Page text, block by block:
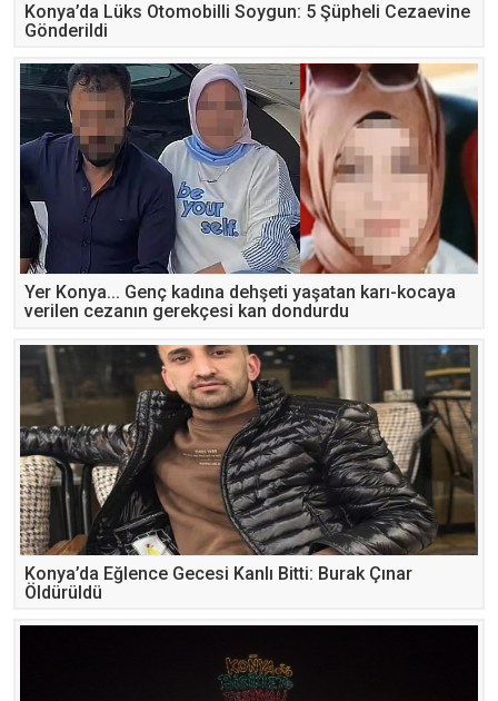
Konya’da Lüks Otomobilli Soygun: 5 Şüpheli Cezaevine
Gönderildi
Yer Konya... Genç kadına dehşeti yaşatan karı-kocaya
verilen cezanın gerekçesi kan dondurdu
Konya’da Eğlence Gecesi Kanlı Bitti: Burak Çınar
Öldürüldü